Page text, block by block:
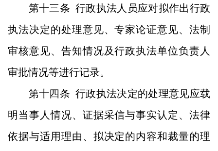
第十三条 行政执法人员应对拟作出行政
执法决定的处理意见、专家论证意见、法制
审核意见、告知情况及行政执法单位负责人
审批情况等进行记录。
第十四条 行政执法决定的处理意见应载
明当事人情况、证据采信与事实认定、法律
依据与适用理由、拟决定的内容和裁量的理